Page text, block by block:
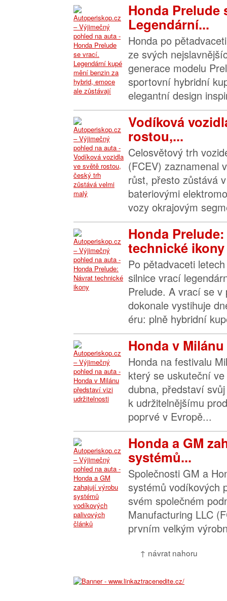
Honda Prelude
Legendární...
Honda po
ze svých
generace modelu
sportovní hybridní
elegantní design
Vodíková
rostou,...
Celosvětový trh
(FCEV) zaznamenal
růst, přesto zůstává
bateriovými
vozy okrajovým
Honda
technické ikony
Po pětadvaceti
silnice vrací
Prelude. A vrací se v
dokonale vystihuje
éru: plně hybridní
Honda v
Honda na festivalu
který se uskuteční
dubna, představí
k udržitelnějšímu
poprvé v Evropě...
Honda a GM
systémů...
Společnosti GM a
systémů vodíkových
svém společném
Manufacturing LLC
prvním velkým
↑ návrat nahoru